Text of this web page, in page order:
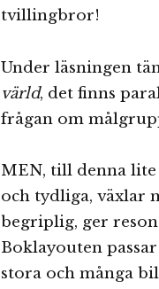
tvillingbror!
Under läsningen
värld, det finns
frågan om
MEN, till denna
och tydliga, växlar
begriplig, ger
Boklayouten
stora och många